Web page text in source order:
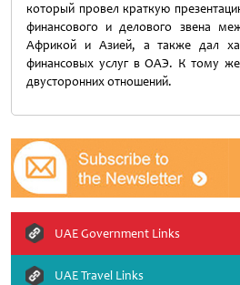
который провел краткую
финансового и делового звена
Африкой и Азией, а также дал
финансовых услуг в ОАЭ. К тому
двусторонних отношений.
UAE Government Links
UAE Travel Links